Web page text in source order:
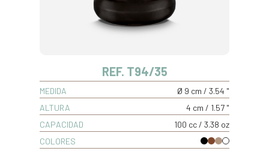
REF. T94/35
MEDIDA
Ø 9 cm / 3.54 "
ALTURA
4 cm / 1.57 "
CAPACIDAD
100 cc / 3.38 oz
COLORES